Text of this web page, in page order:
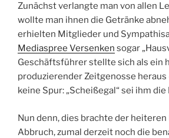
Zunächst verlangte man von allen
wollte man ihnen die Getränke
erhielten Mitglieder und
Mediaspree Versenken sogar
Geschäftsführer stellte sich als ein
produzierender Zeitgenosse
keine Spur: „Scheißegal“ sei ihm
Nun denn, dies brachte der
Abbruch, zumal derzeit noch die